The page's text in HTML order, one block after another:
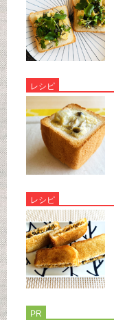
レシピ
レシピ
PR